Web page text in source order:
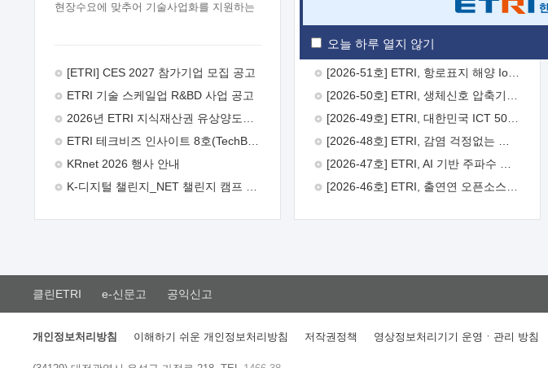
오늘 하루 열지 않기
현장수요에 맞추어 기술사업화를 지원하는
주시기 바랍니다. 2026년 8월
추진목적: ETRI 인력을 기업현장에 파견.
기술지원을 실시함으로써 ETRI 개발기술의
극대화하고, 지원기업을 강견기업으로
육성하고자 함.  신청자격: ETRI
ETRI 창업/연구소기업, 기술이전/출자기업
(2 ~ 3년차) 연봉의 40%  추진일정(1)
희망기업 신청/접수(2)희망인력-희망기업
매칭(3)현장조사/ 선정(심의)(4)협약체결
26일 9월초순 9월 중순 10월 이후*
[ETRI] CES 2027 참가기업 모집 공고
ETRI 기술 스케일업 R&BD 사업 공고
ETRI 테크비즈 인사이트 8호(TechBiz Insight Vol.8) 발간
KRnet 2026 행사 안내
[2026-52호] ETRI, ITU-T 자율주행차 국제표준화 주도한다
클린ETRI e-신문고 공익신고
개인정보처리방침 이해하기 쉬운 개인정보처리방침 저작권정책 영상정보처리기기 운영ㆍ관리 방침